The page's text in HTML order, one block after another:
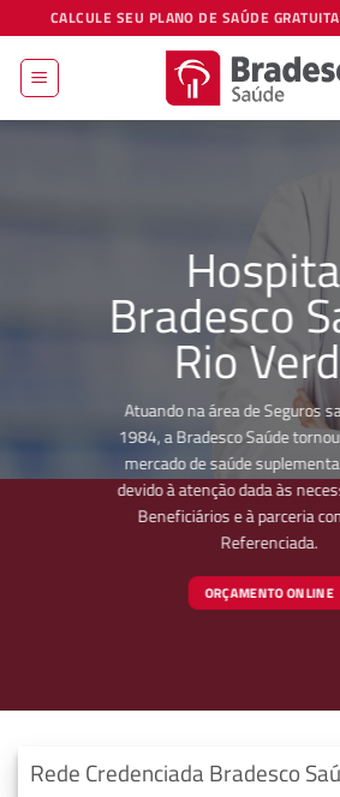
to
content
CALCULE SEU PLANO DE SAÚDE
Bradesco
Rio
Atuando na área de Seguros
1984, a Bradesco Saúde
mercado de saúde
devido à atenção dada às
Beneficiários e à parceria
Referenciada.
ORÇAMENTO ONLINE
Rede Credenciada Bradesco